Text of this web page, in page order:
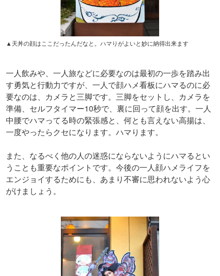
▲天丼の顔はここだったんだなと。ハマりがよいと妙に納得出来ます
一人飲みや、一人旅などに必要なのは最初の一歩を踏み出
す勇気と行動力ですが、一人で顔ハメ看板にハマるのに必
要なのは、カメラと三脚です。三脚をセットし、カメラを
準備、セルフタイマー10秒で、裏に回って顔を出す。一人
中腰でハマってる時の緊張感と、何とも言えない高揚は、
一度やったらクセになります。ハマります。
また、なるべく他の人の迷惑にならないようにハマるとい
うことも重要なポイントです。今後の一人顔ハメライフを
エンジョイするためにも、あまり不審に思われないよう心
がけましょう。